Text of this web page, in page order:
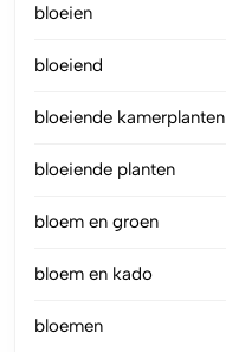
bloeien
bloeiend
bloeiende kamerplanten
bloeiende planten
bloem en groen
bloem en kado
bloemen